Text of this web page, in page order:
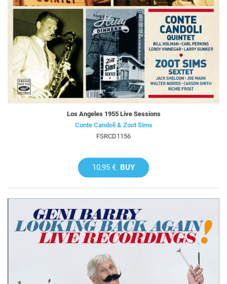
Los Angeles 1955 Live Sessions
Conte Candoli & Zoot Sims
FSRCD1156
10,95 € BUY